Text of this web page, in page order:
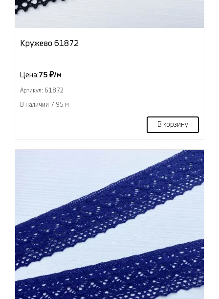
Кружево 61872
Цена:75 ₽/м
Артикул: 61872
В наличии 7.95 м
В корзину